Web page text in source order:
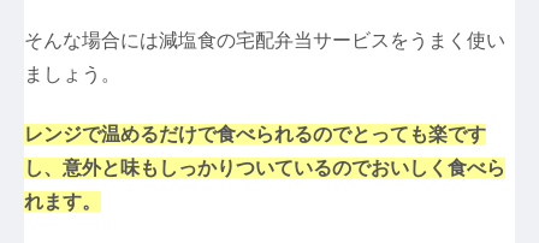
そんな場合には減塩食の宅配弁当サービスをうまく使い
ましょう。
レンジで温めるだけで食べられるのでとっても楽です
し、意外と味もしっかりついているのでおいしく食べら
れます。